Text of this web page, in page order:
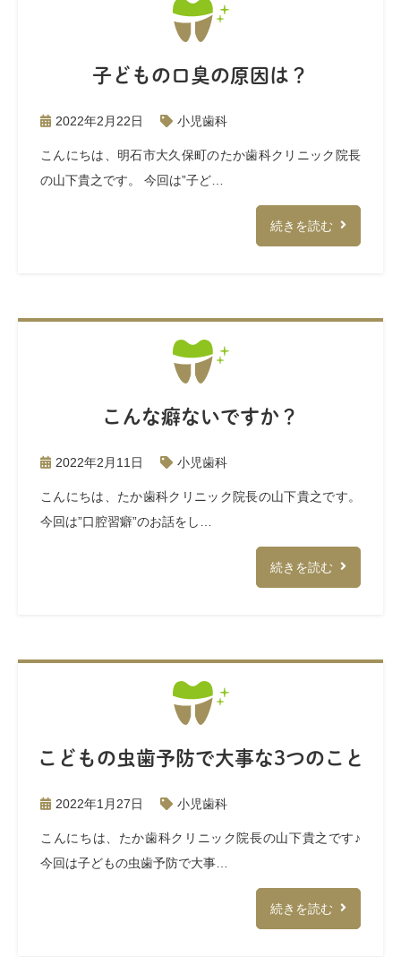
子どもの口臭の原因は？
2022年2月22日 小児歯科
こんにちは、明石市大久保町のたか歯科クリニック院長
の山下貴之です。 今回は”子ど…
続きを読む
こんな癖ないですか？
2022年2月11日 小児歯科
こんにちは、たか歯科クリニック院長の山下貴之です。
今回は”口腔習癖”のお話をし…
続きを読む
こどもの虫歯予防で大事な3つのこと
2022年1月27日 小児歯科
こんにちは、たか歯科クリニック院長の山下貴之です♪
今回は子どもの虫歯予防で大事…
続きを読む